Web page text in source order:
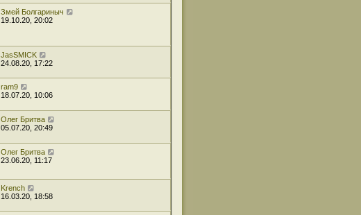
Змей Болгариныч
19.10.20, 20:02
JasSMICK
24.08.20, 17:22
ram9
18.07.20, 10:06
Олег Бритва
05.07.20, 20:49
Олег Бритва
23.06.20, 11:17
Krench
16.03.20, 18:58